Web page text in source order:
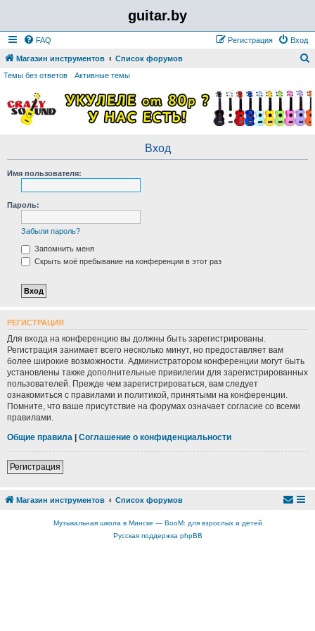
guitar.by
FAQ Вход
Регистрация
Магазин инструментов Список форумов
и
с
к
Темы без ответов Активные темы
Вход
Имя пользователя:
Пароль:
Забыли пароль?
Запомнить меня
Скрыть моё пребывание на конференции в этот раз
РЕГИСТРАЦИЯ
Для входа на конференцию вы должны быть зарегистрированы.
Регистрация занимает всего несколько минут, но предоставляет вам
более широкие возможности. Администратором конференции могут быть
установлены также дополнительные привилегии для зарегистрированных
пользователей. Прежде чем зарегистрироваться, вам следует
ознакомиться с правилами и политикой, принятыми на конференции.
Помните, что ваше присутствие на форумах означает согласие со всеми
правилами.
Общие правила | Соглашение о конфиденциальности
Регистрация
Магазин инструментов Список форумов
Музыкальная школа в Минске — BooM: для взрослых и детей
Русская поддержка phpBB